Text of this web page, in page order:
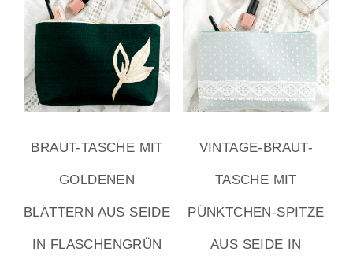
BRAUT-TASCHE MIT
GOLDENEN
BLÄTTERN AUS SEIDE
IN FLASCHENGRÜN
VINTAGE-BRAUT-
TASCHE MIT
PÜNKTCHEN-SPITZE
AUS SEIDE IN